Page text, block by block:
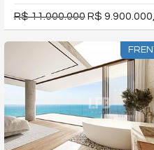
R$ 11.000.000 R$ 9.900.000,